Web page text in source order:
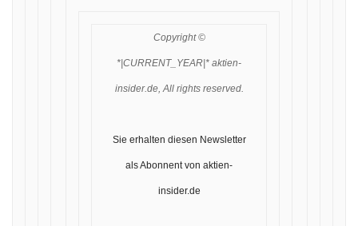
Copyright ©
*|CURRENT_YEAR|* aktien-
insider.de, All rights reserved.
Sie erhalten diesen Newsletter
als Abonnent von aktien-
insider.de